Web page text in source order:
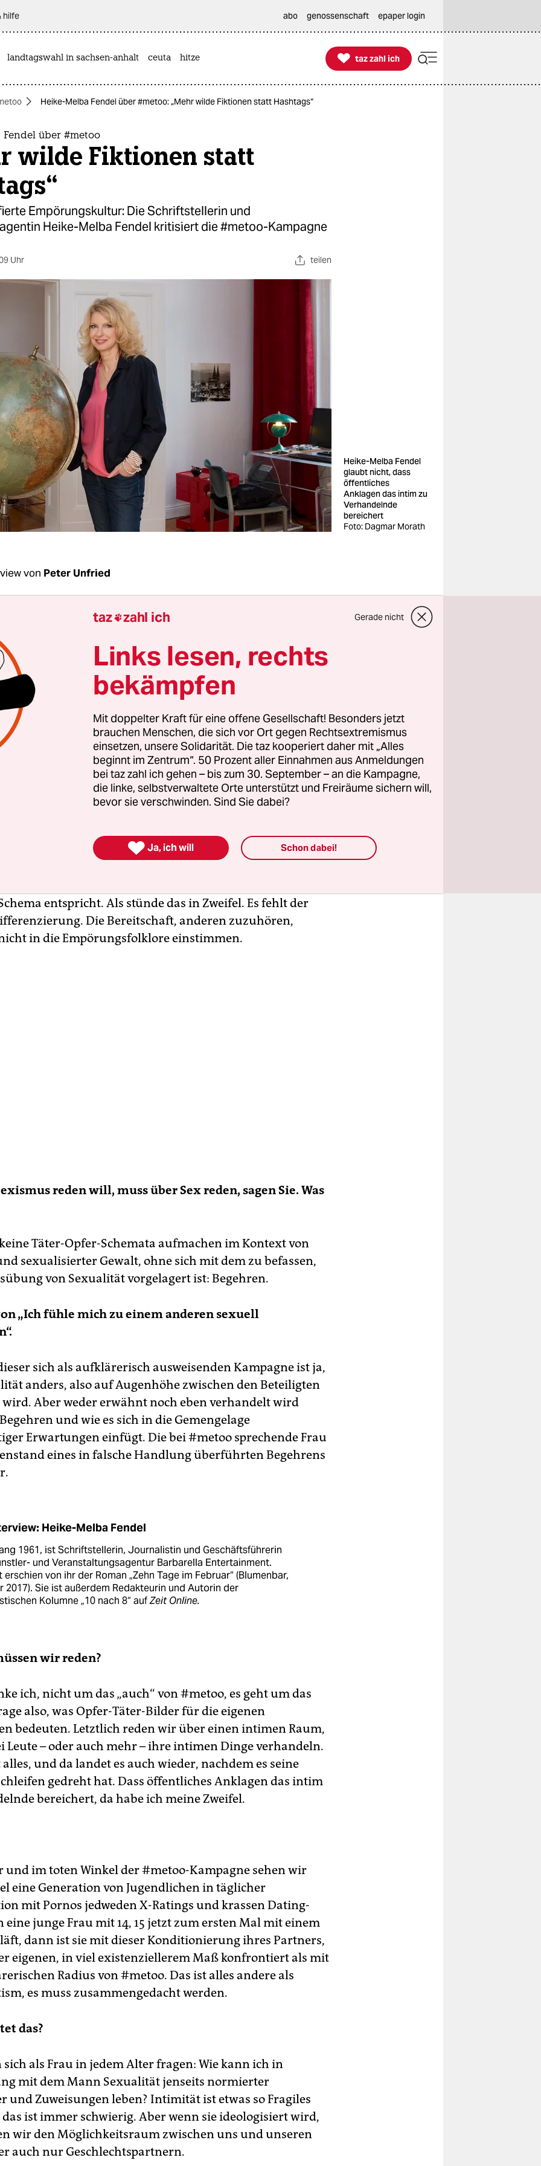
hilfe abo genossenschaft epaper login
landtagswahl in sachsen-anhalt ceuta hitze 
taz zahl ich
taz zahl ich
Heike-Melba Fendel über #metoo: „Mehr wilde Fiktionen statt Hashtags“
Fendel über #metoo
wilde Fiktionen statt
Empörungskultur: Die Schriftstellerin und
Heike-Melba Fendel kritisiert die #metoo-Kampagne
Uhr teilen
Heike-Melba Fendel
glaubt nicht, dass
öffentliches
Anklagen das intim zu
Verhandelnde
bereichert
Foto: Dagmar Morath
von Peter Unfried
Nachdem Dutzende Frauen den
Harvey Weinstein des sexuellen
angeklagt und in der Folge Unzählige unter dem
von ihren Sexismuserfahrungen berichtet hatten,
sich eine zentrale Debatte des Jahres über sexuelle
frauenfeindliche Machtstrukturen. Was hat aus
gefehlt, Frau Fendel?
Fendel:
Das ist weniger eine Debatte denn ein reines
eine Steilvorlage für Emotionen. Das Urteil ist von
gefällt. Es gibt keine divergierenden Standpunkte, die man
der nicht mehr weiß, wie er jetzt flirten
ist keine echte Positionierung. Selbst ich denke ständig,
entspricht. Als stünde das in Zweifel. Es fehlt der
Die Bereitschaft, anderen zuzuhören,
in die Empörungsfolklore einstimmen.
reden will, muss über Sex reden, sagen Sie. Was
Täter-Opfer-Schemata aufmachen im Kontext von
sexualisierter Gewalt, ohne sich mit dem zu befassen,
von Sexualität vorgelagert ist: Begehren.
„Ich fühle mich zu einem anderen sexuell
sich als aufklärerisch ausweisenden Kampagne ist ja,
anders, also auf Augenhöhe zwischen den Beteiligten
Aber weder erwähnt noch eben verhandelt wird
und wie es sich in die Gemengelage
Erwartungen einfügt. Die bei #metoo sprechende Frau
eines in falsche Handlung überführten Begehrens
Heike-Melba Fendel
1961, ist Schriftstellerin, Journalistin und Geschäftsführerin
und Veranstaltungsagentur Barbarella Entertainment.
erschien von ihr der Roman „Zehn Tage im Februar“ (Blumenbar,
2017). Sie ist außerdem Redakteurin und Autorin der
Kolumne „10 nach 8“ aufZeit Online.
wir reden?
ich, nicht um das „auch“ von #metoo, es geht um das
also, was Opfer-Täter-Bilder für die eigenen
bedeuten. Letztlich reden wir über einen intimen Raum,
Leute – oder auch mehr – ihre intimen Dinge verhandeln.
und da landet es auch wieder, nachdem es seine
gedreht hat. Dass öffentliches Anklagen das intim
bereichert, da habe ich meine Zweifel.
und im toten Winkel der #metoo-Kampagne sehen wir
eine Generation von Jugendlichen in täglicher
mit Pornos jedweden X-Ratings und krassen Dating-
eine junge Frau mit 14, 15 jetzt zum ersten Mal mit einem
dann ist sie mit dieser Konditionierung ihres Partners,
eigenen, in viel existenziellerem Maß konfrontiert als mit
Radius von #metoo. Das ist alles andere als
es muss zusammengedacht werden.
das?
sich als Frau in jedem Alter fragen: Wie kann ich in
mit dem Mann Sexualität jenseits normierter
und Zuweisungen leben? Intimität ist etwas so Fragiles
das ist immer schwierig. Aber wenn sie ideologisiert wird,
wir den Möglichkeitsraum zwischen uns und unseren
auch nur Geschlechtspartnern.
taz zahl ich Gerade nicht
Links lesen, rechts
bekämpfen
Mit doppelter Kraft für eine offene Gesellschaft! Besonders jetzt
brauchen Menschen, die sich vor Ort gegen Rechtsextremismus
einsetzen, unsere Solidarität. Die taz kooperiert daher mit „Alles
beginnt im Zentrum“. 50 Prozent aller Einnahmen aus Anmeldungen
bei taz zahl ich gehen – bis zum 30. September – an die Kampagne,
die linke, selbstverwaltete Orte unterstützt und Freiräume sichern will,
bevor sie verschwinden. Sind Sie dabei?
 Ja, ich will Schon dabei!